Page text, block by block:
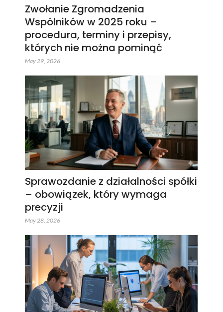
Zwołanie Zgromadzenia
Wspólników w 2025 roku –
procedura, terminy i przepisy,
których nie można pominąć
May 29, 2026
Sprawozdanie z działalności spółki
– obowiązek, który wymaga
precyzji
May 28, 2026